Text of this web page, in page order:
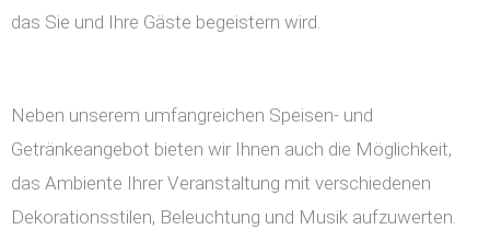
das Sie und Ihre Gäste begeistern wird.
Neben unserem umfangreichen Speisen- und
Getränkeangebot bieten wir Ihnen auch die Möglichkeit,
das Ambiente Ihrer Veranstaltung mit verschiedenen
Dekorationsstilen, Beleuchtung und Musik aufzuwerten.